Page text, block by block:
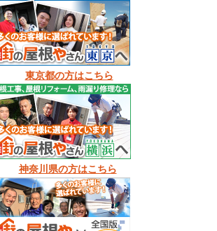
東京都の方はこちら
神奈川県の方はこちら